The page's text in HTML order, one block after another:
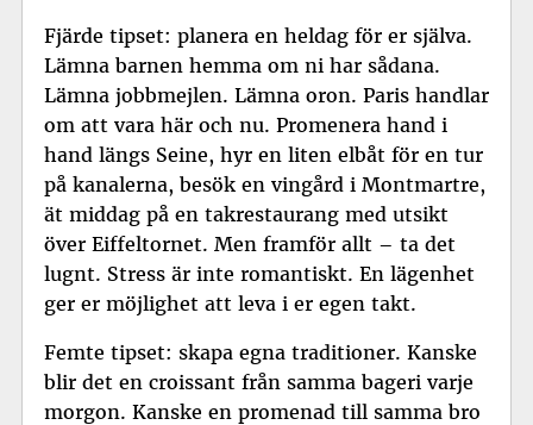
Fjärde tipset: planera en heldag för er själva.
Lämna barnen hemma om ni har sådana.
Lämna jobbmejlen. Lämna oron. Paris handlar
om att vara här och nu. Promenera hand i
hand längs Seine, hyr en liten elbåt för en tur
på kanalerna, besök en vingård i Montmartre,
ät middag på en takrestaurang med utsikt
över Eiffeltornet. Men framför allt – ta det
lugnt. Stress är inte romantiskt. En lägenhet
ger er möjlighet att leva i er egen takt.
Femte tipset: skapa egna traditioner. Kanske
blir det en croissant från samma bageri varje
morgon. Kanske en promenad till samma bro